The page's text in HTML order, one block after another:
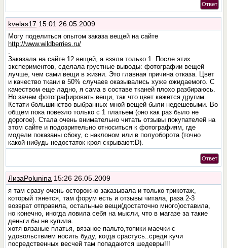
Ответ
kvelas17 15:01 26.05.2009
Могу поделиться опытом заказа вещей на сайте
http://www.wildberries.ru/
Заказала на сайте 12 вещей, а взяла только 1. После этих
экспериментов, сделала грустные выводы: фотографии вещей
лучше, чем сами вещи в жизни. Это главная причина отказа. Цвет
и качество ткани в 50% случаев оказывались хуже ожидаемого. С
качеством еще ладно, я сама в составе тканей плохо разбираюсь.
Но зачем фотографировать вещи, так что цвет кажется другим.
Кстати большинство выбранных мной вещей были недешевыми. Во
общем пока повезло только с 1 платьем (оно как раз было не
дорогое). Стала очень внимательно читать отзывы покупателей на
этом сайте и подозрительно относиться к фотографиям, где
модели показаны сбоку, с наклоном или в полуоборота (точно
какой-нибудь недостаток кроя скрывают:D).
Ответ
ЛизаPolunina 15:26 26.05.2009
я там сразу очень осторожно заказывала и только трикотаж,
который тянется, там форум есть и отзывы читала, раза 2-3
возврат отправила, остальные вещи(достаточно много)оставила,
но конечно, иногда ловила себя на мысли, что в магазе за такие
деньги бы не купила.
хотя вязаные платья, вязаное пальто,топики-маечки-с
удовольствием носить буду, когда срастусь..среди кучи
посредственных весчей там попадаются шедевры!!!